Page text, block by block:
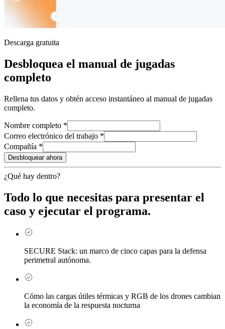
Descarga gratuita
Desbloquea el manual de jugadas
completo
Rellena tus datos y obtén acceso instantáneo al manual de jugadas
completo.
Nombre completo *
Correo electrónico del trabajo *
Compañía *
Desbloquear ahora
¿Qué hay dentro?
Todo lo que necesitas para presentar el
caso y ejecutar el programa.
SECURE Stack: un marco de cinco capas para la defensa
perimetral autónoma.
Cómo las cargas útiles térmicas y RGB de los drones cambian
la economía de la respuesta nocturna